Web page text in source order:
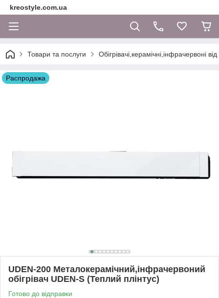
kreostyle.com.ua
Товари та послуги Обігрівачі,керамічні,інфрачервоні
Распродажа
UDEN-200 Металокерамічний,інфрачервоний
обігрівач UDEN-S (Теплий плінтус)
Готово до відправки